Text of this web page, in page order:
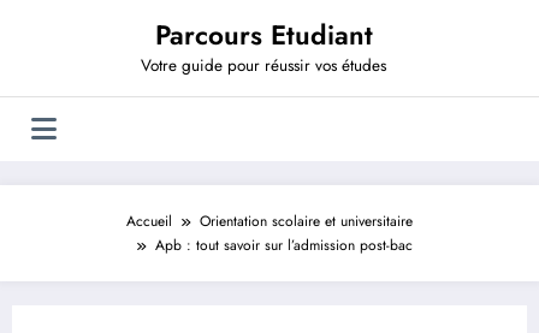
Parcours Etudiant
Votre guide pour réussir vos études
Accueil
Orientation scolaire et universitaire
Apb : tout savoir sur l’admission post-bac